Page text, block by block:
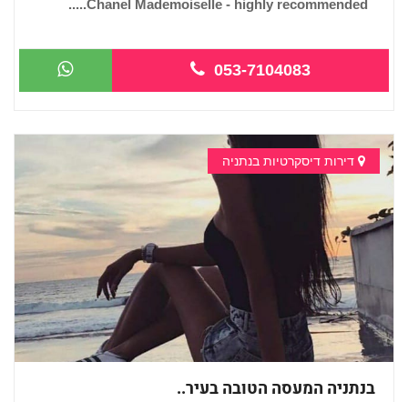
053-7104083
דירות דיסקרטיות בנתניה
בנתניה המעסה הטובה בעיר..